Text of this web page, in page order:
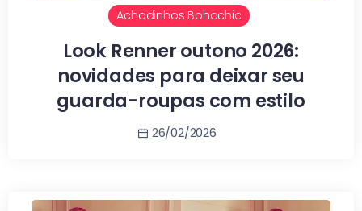
Achadinhos Bohochic
Look Renner outono 2026:
novidades para deixar seu
guarda-roupas com estilo
26/02/2026